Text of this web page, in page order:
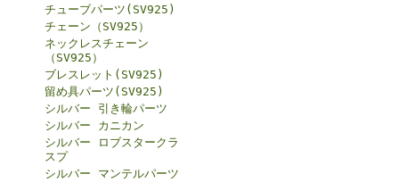
チューブパーツ(SV925)
チェーン（SV925）
ネックレスチェーン
（SV925）
ブレスレット(SV925)
留め具パーツ(SV925)
シルバー 引き輪パーツ
シルバー カニカン
シルバー ロブスタークラ
スプ
シルバー マンテルパーツ